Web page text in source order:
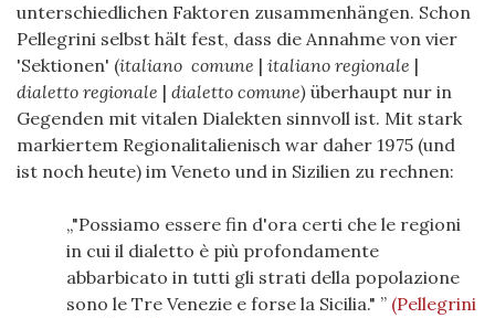
unterschiedlichen Faktoren zusammenhängen. Schon
Pellegrini selbst hält fest, dass die Annahme von vier
'Sektionen' (italiano comune | italiano regionale |
dialetto regionale | dialetto comune) überhaupt nur in
Gegenden mit vitalen Dialekten sinnvoll ist. Mit stark
markiertem Regionalitalienisch war daher 1975 (und
ist noch heute) im Veneto und in Sizilien zu rechnen:
"Possiamo essere fin d'ora certi che le regioni
in cui il dialetto è più profondamente
abbarbicato in tutti gli strati della popolazione
sono le Tre Venezie e forse la Sicilia."
(Pellegrini